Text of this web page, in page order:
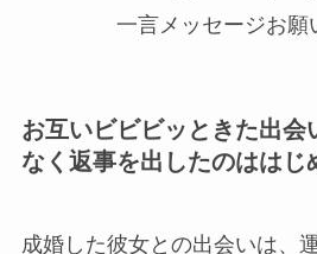
一言メッセージお願
お互いビビビッときた出会
なく返事を出したのははじ
成婚した彼女との出会いは、